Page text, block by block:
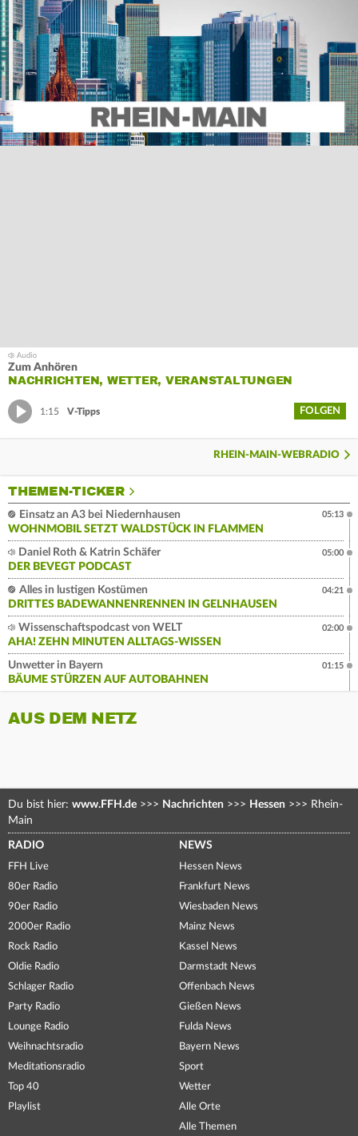
Zum Anhören
NACHRICHTEN, WETTER, VERANSTALTUNGEN
1:15 V-Tipps FOLGEN
RHEIN-MAIN-WEBRADIO
THEMEN-TICKER
Einsatz an A3 bei Niedernhausen
WOHNMOBIL SETZT WALDSTÜCK IN FLAMMEN
05:13
Daniel Roth & Katrin Schäfer
DER BEVEGT PODCAST
05:00
Alles in lustigen Kostümen
DRITTES BADEWANNENRENNEN IN GELNHAUSEN
04:21
Wissenschaftspodcast von WELT
AHA! ZEHN MINUTEN ALLTAGS-WISSEN
02:00
Unwetter in Bayern
BÄUME STÜRZEN AUF AUTOBAHNEN
01:15
AUS DEM NETZ
Du bist hier: www.FFH.de >>> Nachrichten >>> Hessen >>> Rhein-
Main
RADIO
FFH Live
80er Radio
90er Radio
2000er Radio
Rock Radio
Oldie Radio
Schlager Radio
Party Radio
Lounge Radio
Weihnachtsradio
Meditationsradio
Top 40
Playlist
NEWS
Hessen News
Frankfurt News
Wiesbaden News
Mainz News
Kassel News
Darmstadt News
Offenbach News
Gießen News
Fulda News
Bayern News
Sport
Wetter
Alle Orte
Alle Themen